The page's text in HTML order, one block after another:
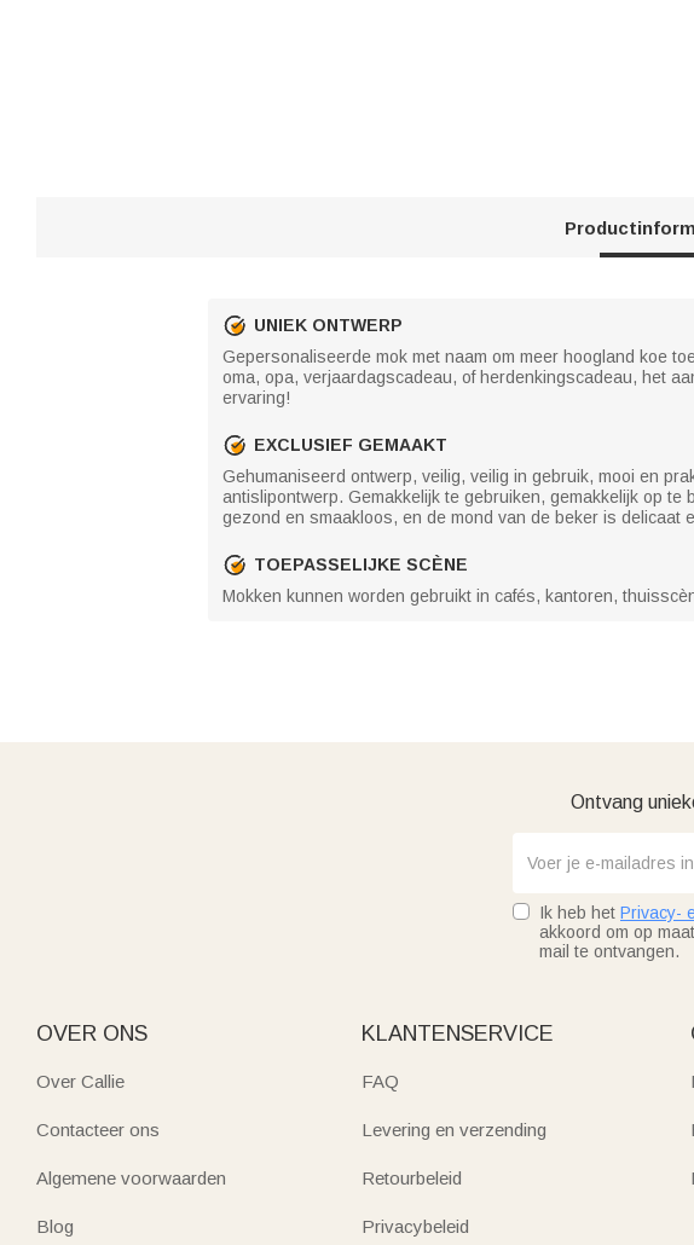
UNIEK ONTWERP
Gepersonaliseerde mok met naam om meer hoogland koe
oma, opa, verjaardagscadeau, of herdenkingscadeau, het
ervaring!
EXCLUSIEF GEMAAKT
Gehumaniseerd ontwerp, veilig, veilig in gebruik, mooi en
antislipontwerp. Gemakkelijk te gebruiken, gemakkelijk op
gezond en smaakloos, en de mond van de beker is delicaat
TOEPASSELIJKE SCÈNE
Mokken kunnen worden gebruikt in cafés, kantoren,
Ontvang
Ik heb het Privacy-
akkoord om op
mail te ontvangen.
OVER ONS
Over Callie
Contacteer ons
Algemene voorwaarden
Blog
KLANTENSERVICE
FAQ
Levering en verzending
Retourbeleid
Privacybeleid